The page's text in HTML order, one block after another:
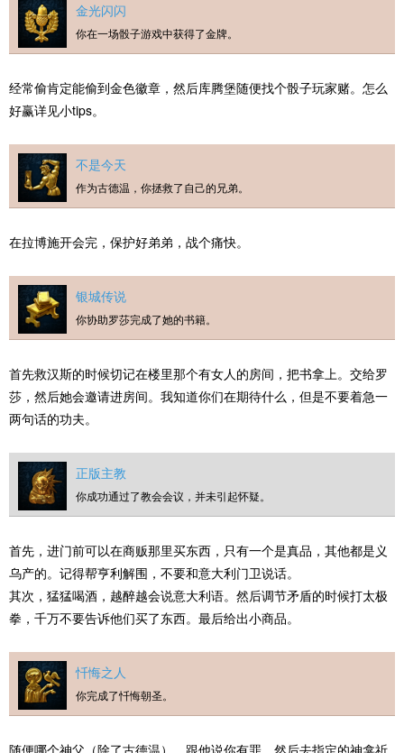
金光闪闪
你在一场骰子游戏中获得了金牌。
经常偷肯定能偷到金色徽章，然后库腾堡随便找个骰子玩家赌。怎么
好赢详见小tips。
不是今天
作为古德温，你拯救了自己的兄弟。
在拉博施开会完，保护好弟弟，战个痛快。
银城传说
你协助罗莎完成了她的书籍。
首先救汉斯的时候切记在楼里那个有女人的房间，把书拿上。交给罗
莎，然后她会邀请进房间。我知道你们在期待什么，但是不要着急一
两句话的功夫。
正版主教
你成功通过了教会会议，并未引起怀疑。
首先，进门前可以在商贩那里买东西，只有一个是真品，其他都是义
乌产的。记得帮亨利解围，不要和意大利门卫说话。
其次，猛猛喝酒，越醉越会说意大利语。然后调节矛盾的时候打太极
拳，千万不要告诉他们买了东西。最后给出小商品。
忏悔之人
你完成了忏悔朝圣。
随便哪个神父（除了古德温），跟他说你有罪。然后去指定的神龛祈